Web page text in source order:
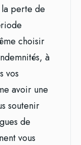
perte de
choisir
à
vos
avoir une
soutenir
de
vous